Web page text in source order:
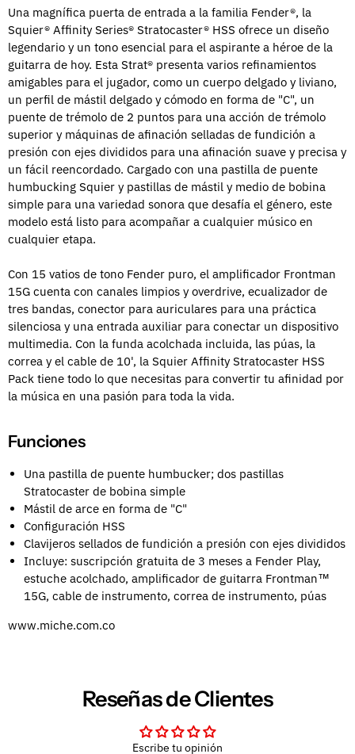
Una magnífica puerta de entrada a la familia Fender®, la
Squier® Affinity Series® Stratocaster® HSS ofrece un diseño
legendario y un tono esencial para el aspirante a héroe de la
guitarra de hoy. Esta Strat® presenta varios refinamientos
amigables para el jugador, como un cuerpo delgado y liviano,
un perfil de mástil delgado y cómodo en forma de "C", un
puente de trémolo de 2 puntos para una acción de trémolo
superior y máquinas de afinación selladas de fundición a
presión con ejes divididos para una afinación suave y precisa y
un fácil reencordado. Cargado con una pastilla de puente
humbucking Squier y pastillas de mástil y medio de bobina
simple para una variedad sonora que desafía el género, este
modelo está listo para acompañar a cualquier músico en
cualquier etapa.
Con 15 vatios de tono Fender puro, el amplificador Frontman
15G cuenta con canales limpios y overdrive, ecualizador de
tres bandas, conector para auriculares para una práctica
silenciosa y una entrada auxiliar para conectar un dispositivo
multimedia. Con la funda acolchada incluida, las púas, la
correa y el cable de 10', la Squier Affinity Stratocaster HSS
Pack tiene todo lo que necesitas para convertir tu afinidad por
la música en una pasión para toda la vida.
Funciones
Una pastilla de puente humbucker; dos pastillas
Stratocaster de bobina simple
Mástil de arce en forma de "C"
Configuración HSS
Clavijeros sellados de fundición a presión con ejes divididos
Incluye: suscripción gratuita de 3 meses a Fender Play,
estuche acolchado, amplificador de guitarra Frontman™
15G, cable de instrumento, correa de instrumento, púas
www.miche.com.co
Reseñas de Clientes
Escribe tu opinión